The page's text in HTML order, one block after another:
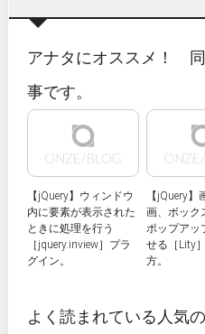
アナタにオススメ！
事です。
【jQuery】ウィンドウ
内に要素が表示された
ときに処理を行う
［jquery.inview］プラ
グイン。
【jQuery】
画、ボック
ポップアッ
せる［Lity
方。
よく読まれている人気